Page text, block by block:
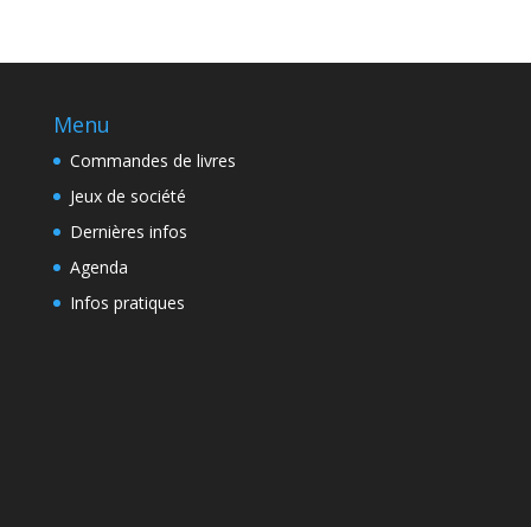
Menu
Commandes de livres
Jeux de société
Dernières infos
Agenda
Infos pratiques